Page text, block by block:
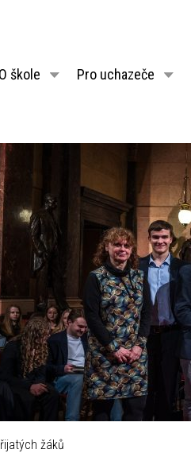
O škole Pro uchazeče
žáků